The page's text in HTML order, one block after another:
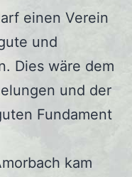
einen Verein
und
Dies wäre dem
und der
Fundament
kam